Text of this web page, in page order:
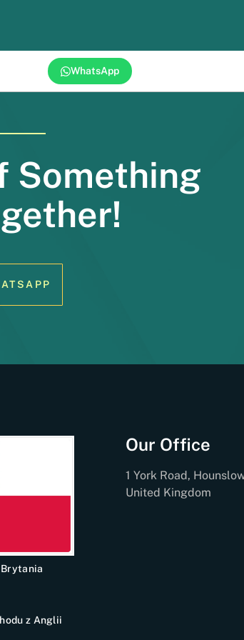
WhatsApp
homologacji, emisji spalin, rejestracji
— od odprawy celnej po […]
Something
z Anglii
Our Office
1 York Road,
United Kingdom